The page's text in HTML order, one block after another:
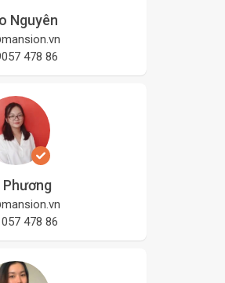
Nguyên
478 86
Phương
478 86